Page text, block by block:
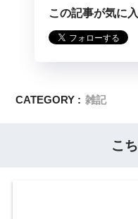
この記事が気に
CATEGORY : 雑記
こ